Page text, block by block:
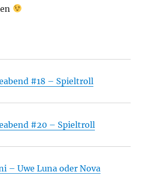
#18 – Spieltroll
#20 – Spieltroll
– Uwe Luna oder Nova